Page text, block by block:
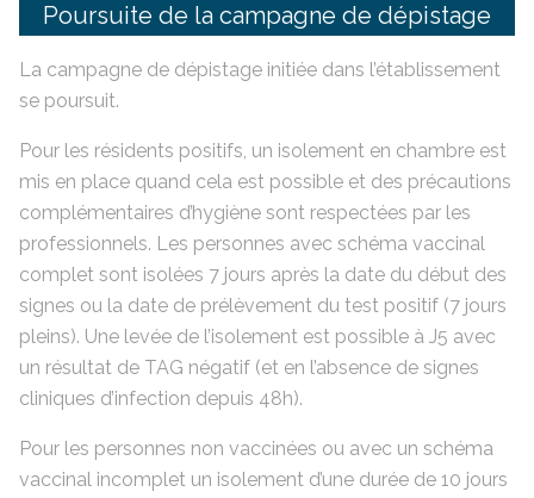
Poursuite de la campagne de dépistage
La campagne de dépistage initiée dans l’établissement
se poursuit.
Pour les résidents positifs, un isolement en chambre est
mis en place quand cela est possible et des précautions
complémentaires d’hygiène sont respectées par les
professionnels. Les personnes avec schéma vaccinal
complet sont isolées 7 jours après la date du début des
signes ou la date de prélèvement du test positif (7 jours
pleins). Une levée de l’isolement est possible à J5 avec
un résultat de TAG négatif (et en l’absence de signes
cliniques d’infection depuis 48h).
Pour les personnes non vaccinées ou avec un schéma
vaccinal incomplet un isolement d’une durée de 10 jours